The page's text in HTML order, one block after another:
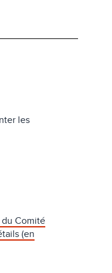
les
Comité
(en